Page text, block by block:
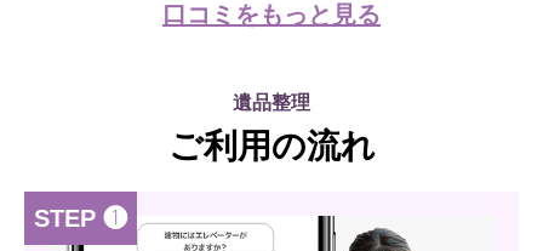
口コミをもっと見る
遺品整理
ご利用の流れ
STEP ❶